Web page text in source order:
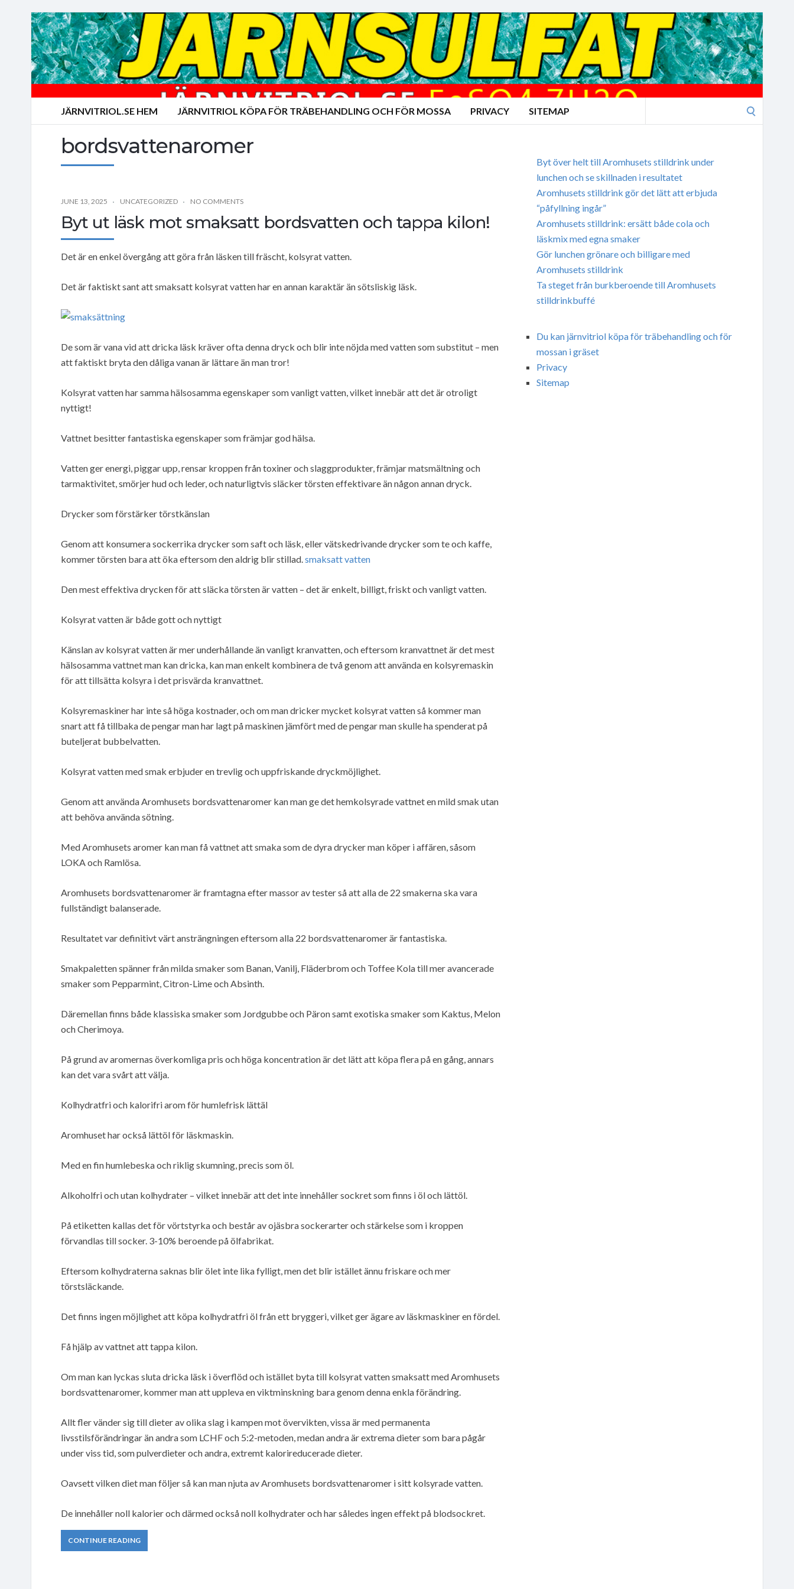
JÄRNVITRIOL.SE HEM JÄRNVITRIOL KÖPA FÖR TRÄBEHANDLING OCH FÖR MOSSA PRIVACY SITEMAP
bordsvattenaromer
JUNE 13, 2025 UNCATEGORIZED NO COMMENTS
Byt ut läsk mot smaksatt bordsvatten och tappa kilon!
Det är en enkel övergång att göra från läsken till fräscht, kolsyrat vatten.
Det är faktiskt sant att smaksatt kolsyrat vatten har en annan karaktär än sötsliskig läsk.
De som är vana vid att dricka läsk kräver ofta denna dryck och blir inte nöjda med vatten som substitut – men
att faktiskt bryta den dåliga vanan är lättare än man tror!
Kolsyrat vatten har samma hälsosamma egenskaper som vanligt vatten, vilket innebär att det är otroligt
nyttigt!
Vattnet besitter fantastiska egenskaper som främjar god hälsa.
Vatten ger energi, piggar upp, rensar kroppen från toxiner och slaggprodukter, främjar matsmältning och
tarmaktivitet, smörjer hud och leder, och naturligtvis släcker törsten effektivare än någon annan dryck.
Drycker som förstärker törstkänslan
Genom att konsumera sockerrika drycker som saft och läsk, eller vätskedrivande drycker som te och kaffe,
kommer törsten bara att öka eftersom den aldrig blir stillad.smaksatt vatten
Den mest effektiva drycken för att släcka törsten är vatten – det är enkelt, billigt, friskt och vanligt vatten.
Kolsyrat vatten är både gott och nyttigt
Känslan av kolsyrat vatten är mer underhållande än vanligt kranvatten, och eftersom kranvattnet är det mest
hälsosamma vattnet man kan dricka, kan man enkelt kombinera de två genom att använda en kolsyremaskin
för att tillsätta kolsyra i det prisvärda kranvattnet.
Kolsyremaskiner har inte så höga kostnader, och om man dricker mycket kolsyrat vatten så kommer man
snart att få tillbaka de pengar man har lagt på maskinen jämfört med de pengar man skulle ha spenderat på
buteljerat bubbelvatten.
Kolsyrat vatten med smak erbjuder en trevlig och uppfriskande dryckmöjlighet.
Genom att använda Aromhusets bordsvattenaromer kan man ge det hemkolsyrade vattnet en mild smak utan
att behöva använda sötning.
Med Aromhusets aromer kan man få vattnet att smaka som de dyra drycker man köper i affären, såsom
LOKA och Ramlösa.
Aromhusets bordsvattenaromer är framtagna efter massor av tester så att alla de 22 smakerna ska vara
fullständigt balanserade.
Resultatet var definitivt värt ansträngningen eftersom alla 22 bordsvattenaromer är fantastiska.
Smakpaletten spänner från milda smaker som Banan, Vanilj, Fläderbrom och Toffee Kola till mer avancerade
smaker som Pepparmint, Citron-Lime och Absinth.
Däremellan finns både klassiska smaker som Jordgubbe och Päron samt exotiska smaker som Kaktus, Melon
och Cherimoya.
På grund av aromernas överkomliga pris och höga koncentration är det lätt att köpa flera på en gång, annars
kan det vara svårt att välja.
Kolhydratfri och kalorifri arom för humlefrisk lättäl
Aromhuset har också lättöl för läskmaskin.
Med en fin humlebeska och riklig skumning, precis som öl.
Alkoholfri och utan kolhydrater – vilket innebär att det inte innehåller sockret som finns i öl och lättöl.
På etiketten kallas det för vörtstyrka och består av ojäsbra sockerarter och stärkelse som i kroppen
förvandlas till socker. 3-10% beroende på ölfabrikat.
Eftersom kolhydraterna saknas blir ölet inte lika fylligt, men det blir istället ännu friskare och mer
törstsläckande.
Det finns ingen möjlighet att köpa kolhydratfri öl från ett bryggeri, vilket ger ägare av läskmaskiner en fördel.
Få hjälp av vattnet att tappa kilon.
Om man kan lyckas sluta dricka läsk i överflöd och istället byta till kolsyrat vatten smaksatt med Aromhusets
bordsvattenaromer, kommer man att uppleva en viktminskning bara genom denna enkla förändring.
Allt fler vänder sig till dieter av olika slag i kampen mot övervikten, vissa är med permanenta
livsstilsförändringar än andra som LCHF och 5:2-metoden, medan andra är extrema dieter som bara pågår
under viss tid, som pulverdieter och andra, extremt kalorireducerade dieter.
Oavsett vilken diet man följer så kan man njuta av Aromhusets bordsvattenaromer i sitt kolsyrade vatten.
De innehåller noll kalorier och därmed också noll kolhydrater och har således ingen effekt på blodsockret.
CONTINUE READING
Byt över helt till Aromhusets stilldrink under
lunchen och se skillnaden i resultatet
Aromhusets stilldrink gör det lätt att erbjuda
“påfyllning ingår”
Aromhusets stilldrink: ersätt både cola och
läskmix med egna smaker
Gör lunchen grönare och billigare med
Aromhusets stilldrink
Ta steget från burkberoende till Aromhusets
stilldrinkbuffé
Du kan järnvitriol köpa för träbehandling och för
mossan i gräset
Privacy
Sitemap